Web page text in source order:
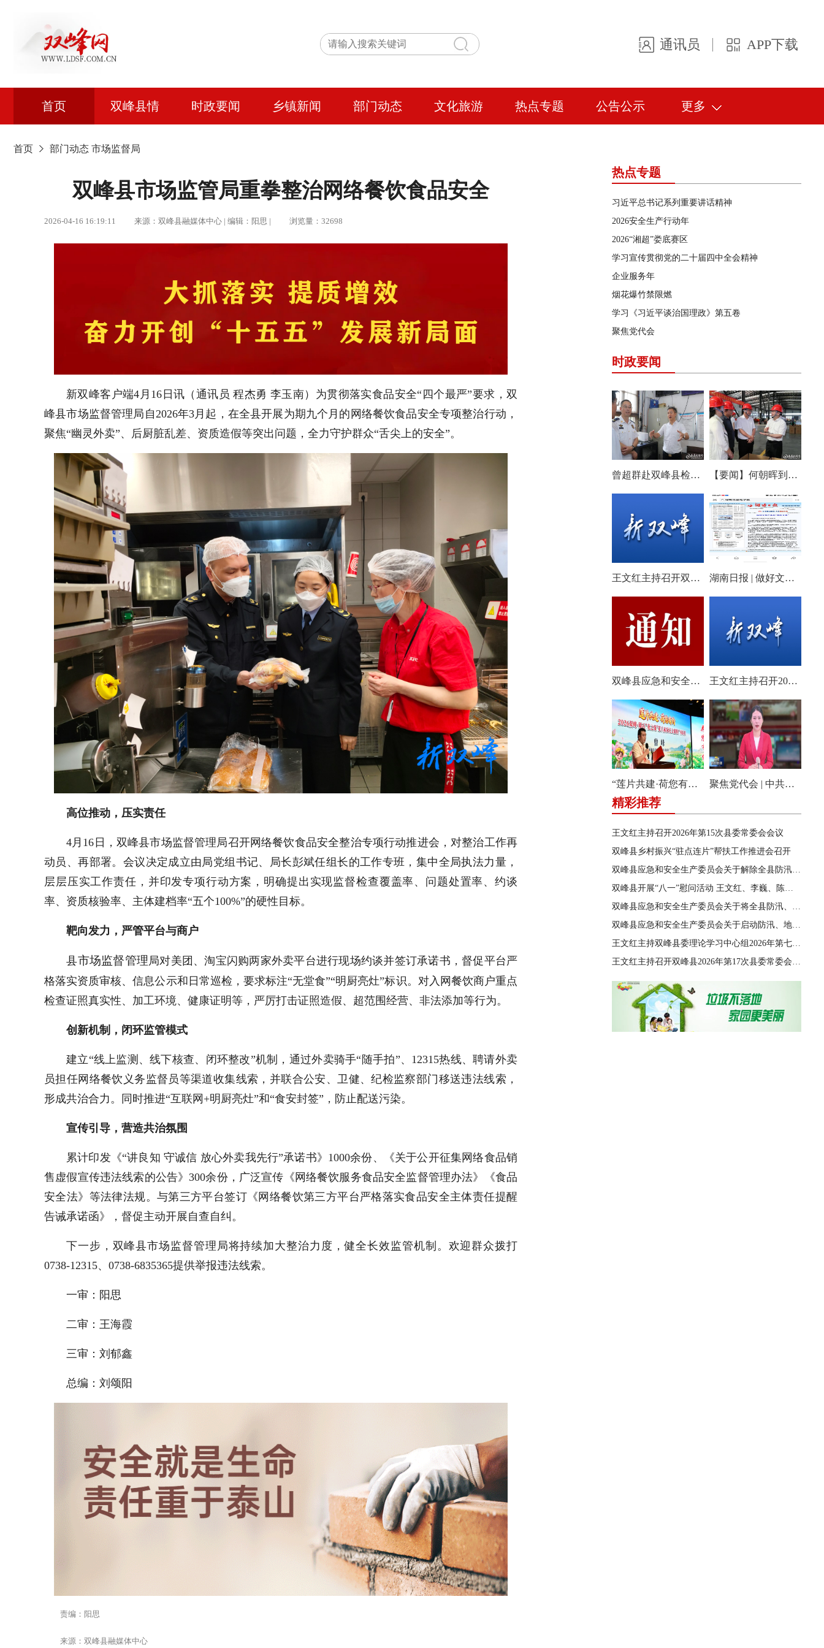
通讯员 APP下载
首页 双峰县情 时政要闻 乡镇新闻 部门动态 文化旅游 热点专题 公告公示 更多
首页 部门动态 市场监督局
双峰县市场监管局重拳整治网络餐饮食品安全
2026-04-16 16:19:11 来源：双峰县融媒体中心 | 编辑：阳思 | 浏览量：32698
新双峰客户端4月16日讯（通讯员 程杰勇 李玉南）为贯彻落实食品安全“四个最严”要求，双
峰县市场监督管理局自2026年3月起，在全县开展为期九个月的网络餐饮食品安全专项整治行动，
聚焦“幽灵外卖”、后厨脏乱差、资质造假等突出问题，全力守护群众“舌尖上的安全”。
高位推动，压实责任
4月16日，双峰县市场监督管理局召开网络餐饮食品安全整治专项行动推进会，对整治工作再
动员、再部署。会议决定成立由局党组书记、局长彭斌任组长的工作专班，集中全局执法力量，
层层压实工作责任，并印发专项行动方案，明确提出实现监督检查覆盖率、问题处置率、约谈
率、资质核验率、主体建档率“五个100%”的硬性目标。
靶向发力，严管平台与商户
​县市场监督管理局对美团、淘宝闪购两家外卖平台进行现场约谈并签订承诺书，督促平台严
格落实资质审核、信息公示和日常巡检，要求标注“无堂食”“明厨亮灶”标识。对入网餐饮商户重点
检查证照真实性、加工环境、健康证明等，严厉打击证照造假、超范围经营、非法添加等行为。
创新机制，闭环监管模式
建立“线上监测、线下核查、闭环整改”机制，通过外卖骑手“随手拍”、12315热线、聘请外卖
员担任网络餐饮义务监督员等渠道收集线索，并联合公安、卫健、纪检监察部门移送违法线索，
形成共治合力。同时推进“互联网+明厨亮灶”和“食安封签”，防止配送污染。
宣传引导，营造共治氛围
累计印发《“讲良知 守诚信 放心外卖我先行”承诺书》1000余份、《关于公开征集网络食品销
售虚假宣传违法线索的公告》300余份，广泛宣传《网络餐饮服务食品安全监督管理办法》《食品
安全法》等法律法规。与第三方平台签订《网络餐饮第三方平台严格落实食品安全主体责任提醒
告诫承诺函》，督促主动开展自查自纠。
下一步，双峰县市场监督管理局将持续加大整治力度，健全长效监管机制。欢迎群众拨打
0738-12315、0738-6835365提供举报违法线索。
一审：阳思
二审：王海霞
三审：刘郁鑫
总编：刘颂阳
责编：阳思
来源：双峰县融媒体中心
热点专题
习近平总书记系列重要讲话精神
2026安全生产行动年
2026“湘超”娄底赛区
学习宣传贯彻党的二十届四中全会精神
企业服务年
烟花爆竹禁限燃
学习《习近平谈治国理政》第五卷
聚焦党代会
时政要闻
曾超群赴双峰县检查安全生产工作 【要闻】何朝晖到双峰县调研农机产业发展：以改革创新思维培育壮大产业发展新动能
王文红主持召开双峰县2026年第18次县委常委会会议 湖南日报 | 做好文旅产业的“花样文章”
双峰县应急和安全生产委员会关于启动全县防汛、地质灾害、自然灾害救助四级应急响应的通知 王文红主持召开2026年第3次县委常委会（扩大）会议
“莲片共建·荷您有约” 2026双峰·锁石花之缘第八届荷花文旅推广体验月盛大开幕 聚焦党代会 | 中共双峰县第十四届委员会举行第一次全体会议
精彩推荐
王文红主持召开2026年第15次县委常委会会议
双峰县乡村振兴“驻点连片”帮扶工作推进会召开
双峰县应急和安全生产委员会关于解除全县防汛、地质灾害、自然灾害救助三级应急响应的通知
双峰县开展“八一”慰问活动 王文红、李巍、陈善干、王德文、李双红参加
双峰县应急和安全生产委员会关于将全县防汛、地质灾害、自然灾害救助应急响应由四级提升至三级的通知
双峰县应急和安全生产委员会关于启动防汛、地质灾害、自然灾害救助四级应急响应的通知
王文红主持双峰县委理论学习中心组2026年第七次集体（扩大）学习
王文红主持召开双峰县2026年第17次县委常委会会议